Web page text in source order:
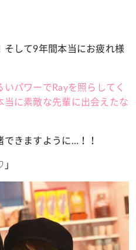
して9年間本当にお疲れ様
パワーでRayを照らしてく
に素敵な先輩に出会えたな
きますように…！！